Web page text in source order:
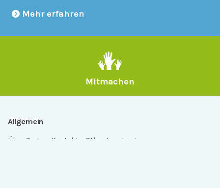
Mehr erfahren
Mitmachen
Allgemein
Über Serlo
Kontakt Other Languages